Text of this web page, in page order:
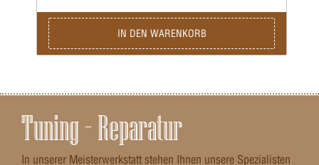
IN DEN WARENKORB
Tuning – Reparatur
In unserer Meisterwerkstatt stehen Ihnen unsere Spezialisten